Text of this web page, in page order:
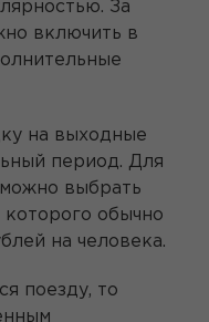
За
включить в
на выходные
период. Для
выбрать
которого обычно
на человека.
поезду, то